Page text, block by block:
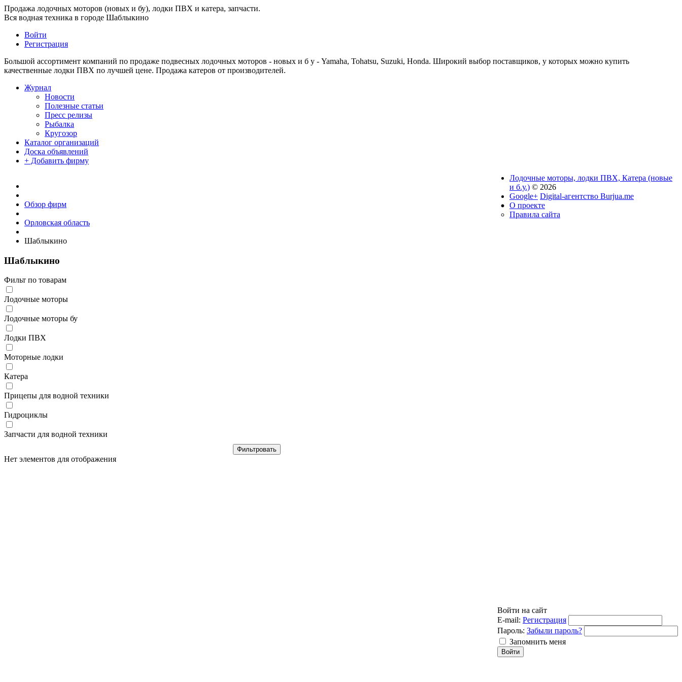
Продажа лодочных моторов (новых и бу), лодки ПВХ и катера, запчасти.
Вся водная техника в городе Шаблыкино
Войти
Регистрация
Большой ассортимент компаний по продаже подвесных лодочных моторов - новых и б у - Yamaha, Tohatsu, Suzuki, Honda. Широкий выбор поставщиков, у которых можно купить
качественные лодки ПВХ по лучшей цене. Продажа катеров от производителей.
Журнал
Новости
Полезные статьи
Пресс релизы
Рыбалка
Кругозор
Каталог организаций
Доска объявлений
+ Добавить фирму
Обзор фирм
Орловская область
Шаблыкино
Шаблыкино
Фильт по товарам
Лодочные моторы
Лодочные моторы бу
Лодки ПВХ
Моторные лодки
Катера
Прицепы для водной техники
Гидроциклы
Запчасти для водной техники
Нет элементов для отображения
Войти на сайт
E-mail: Регистрация
Пароль: Забыли пароль?
Запомнить меня
Лодочные моторы, лодки ПВХ, Катера (новые
и б.у.) © 2026
Google+ Digital-агентство Burjua.me
О проекте
Правила сайта